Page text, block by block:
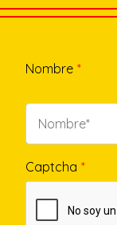
Nombre *
Captcha *